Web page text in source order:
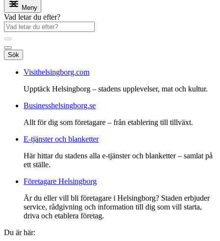
Meny
Vad letar du efter?
Sök
Visithelsingborg.com
Upptäck Helsingborg – stadens upplevelser, mat och kultur.
Businesshelsingborg.se
Allt för dig som företagare – från etablering till tillväxt.
E-tjänster och blanketter
Här hittar du stadens alla e-tjänster och blanketter – samlat på
ett ställe.
Företagare Helsingborg
Är du eller vill bli företagare i Helsingborg? Staden erbjuder
service, rådgivning och information till dig som vill starta,
driva och etablera företag.
Du är här: